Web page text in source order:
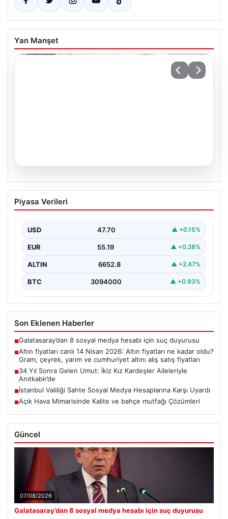
Yan Manşet
34 Yıl Sonra Gelen Umut: İkiz Kız
Kardeşler Aileleriyle Anıtkabir’de
(59) çifti, tam 34 yıllık bir bekleyişin…
Piyasa Verileri
USD 47.70 ▲ +0.15%
EUR 55.19 ▲ +0.28%
ALTIN 6652.8 ▲ +2.47%
BTC 3094000 ▲ +0.93%
Son Eklenen Haberler
■Galatasaray’dan 8 sosyal medya hesabı için suç duyurusu
■Altın fiyatları canlı 14 Nisan 2026: Altın fiyatları ne kadar oldu?
Gram, çeyrek, yarım ve cumhuriyet altını alış satış fiyatları
■34 Yıl Sonra Gelen Umut: İkiz Kız Kardeşler Aileleriyle
Anıtkabir’de
■İstanbul Valiliği Sahte Sosyal Medya Hesaplarına Karşı Uyardı
■Açık Hava Mimarisinde Kalite ve bahçe mutfağı Çözümleri
Güncel
07/08/2026
Galatasaray’dan 8 sosyal medya hesabı için suç duyurusu